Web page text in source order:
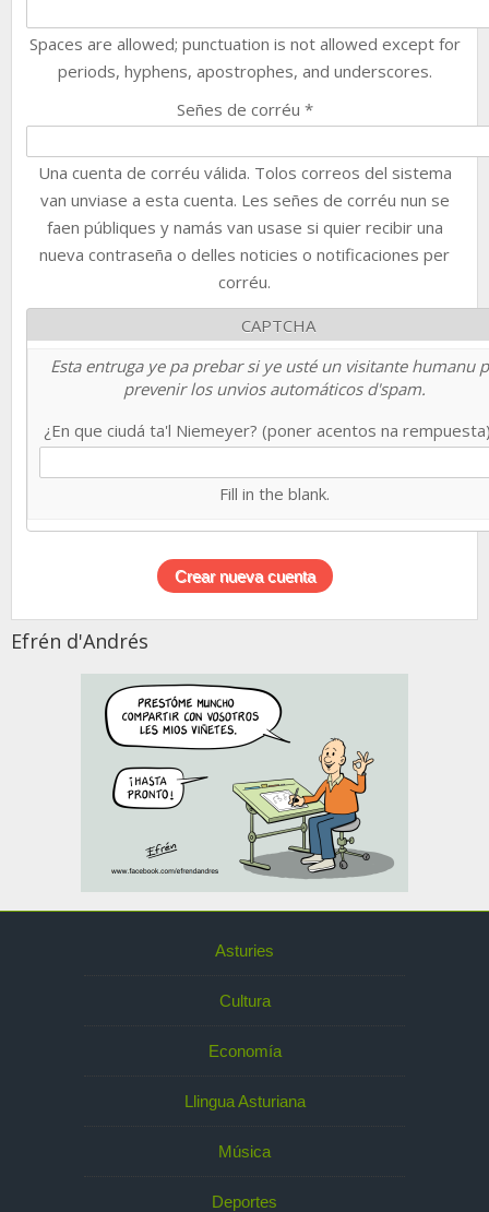
Spaces are allowed; punctuation is not allowed except for
periods, hyphens, apostrophes, and underscores.
Señes de corréu *
Una cuenta de corréu válida. Tolos correos del sistema
van unviase a esta cuenta. Les señes de corréu nun se
faen públiques y namás van usase si quier recibir una
nueva contraseña o delles noticies o notificaciones per
corréu.
CAPTCHA
Esta entruga ye pa prebar si ye usté un visitante humanu
prevenir los unvios automáticos d'spam.
¿En que ciudá ta'l Niemeyer? (poner acentos na
Fill in the blank.
Efrén d'Andrés
Asturies
Cultura
Economía
Llingua Asturiana
Música
Deportes